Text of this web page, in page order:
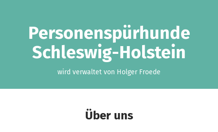
Personenspürhunde
Schleswig-Holstein
wird verwaltet von Holger Froede
Über uns